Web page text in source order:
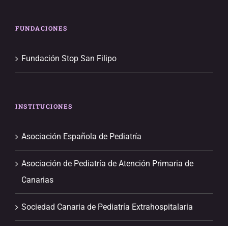
FUNDACIONES
Fundación Stop San Filipo
INSTITUCIONES
Asociación Española de Pediatría
Asociación de Pediatría de Atención Primaria de
Canarias
Sociedad Canaria de Pediatría Extrahospitalaria